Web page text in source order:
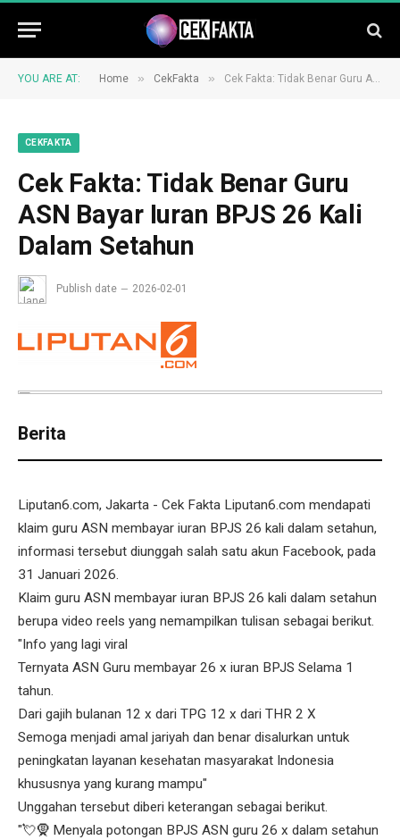
YOU ARE AT: Home » CekFakta » Cek Fakta: Tidak Benar Guru ASN Bayar Iuran BPJS 26 Kali Dalam Setahun
CEKFAKTA
Cek Fakta: Tidak Benar Guru
ASN Bayar Iuran BPJS 26 Kali
Dalam Setahun
Publish date 2026-02-01
Berita
Liputan6.com, Jakarta - Cek Fakta Liputan6.com mendapati
klaim guru ASN membayar iuran BPJS 26 kali dalam setahun,
informasi tersebut diunggah salah satu akun Facebook, pada
31 Januari 2026.
Klaim guru ASN membayar iuran BPJS 26 kali dalam setahun
berupa video reels yang nemampilkan tulisan sebagai berikut.
"Info yang lagi viral
Ternyata ASN Guru membayar 26 x iuran BPJS Selama 1
tahun.
Dari gajih bulanan 12 x dari TPG 12 x dari THR 2 X
Semoga menjadi amal jariyah dan benar disalurkan untuk
peningkatan layanan kesehatan masyarakat Indonesia
khususnya yang kurang mampu"
Unggahan tersebut diberi keterangan sebagai berikut.
"💘🧕 Menyala potongan BPJS ASN guru 26 x dalam setahun